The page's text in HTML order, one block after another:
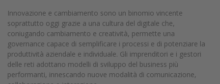
Innovazione e cambiamento sono un binomio vincente
soprattutto oggi grazie a una cultura del digitale che,
coniugando cambiamento e creatività, permette una
governance capace di semplificare i processi e di potenziare la
produttività aziendale e individuale. Gli imprenditori e i gestori
delle reti adottano modelli di sviluppo del business più
performanti, innescando nuove modalità di comunicazione,